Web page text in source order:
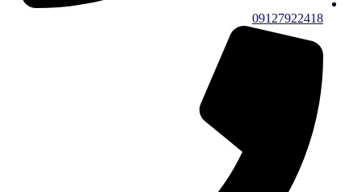
09127922418